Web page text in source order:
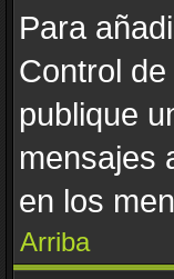
Para
Control
publique
mensajes
en los
Arriba